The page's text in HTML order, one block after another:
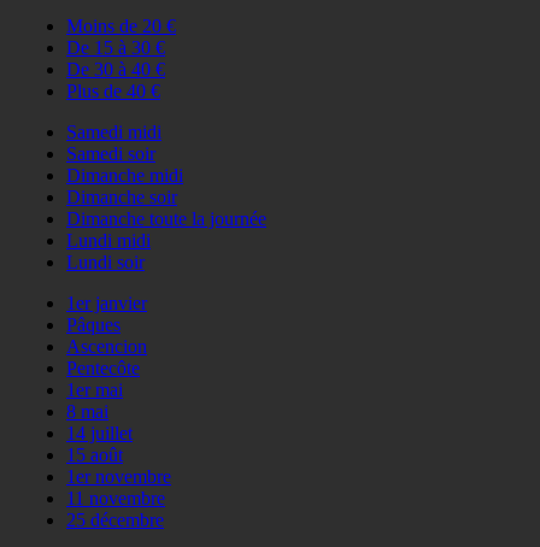
Moins de 20 €
De 15 à 30 €
De 30 à 40 €
Plus de 40 €
Samedi midi
Samedi soir
Dimanche midi
Dimanche soir
Dimanche toute la journée
Lundi midi
Lundi soir
1er janvier
Pâques
Ascencion
Pentecôte
1er mai
8 mai
14 juillet
15 août
1er novembre
11 novembre
25 décembre